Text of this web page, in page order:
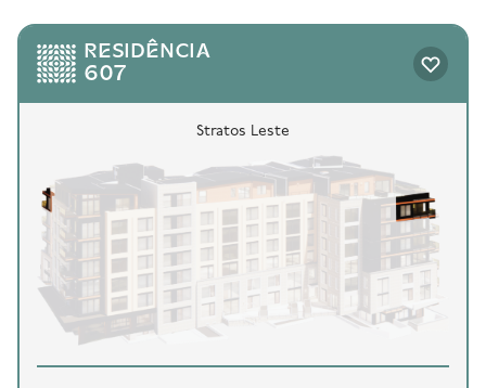
RESIDÊNCIA
607
Stratos Leste